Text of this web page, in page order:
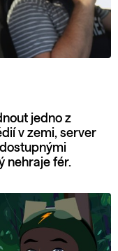
jedno z
v zemi, server
nehraje fér.